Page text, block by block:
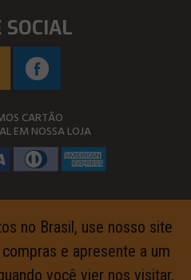
SOCIAL
CARTÃO
EM NOSSA LOJA
no Brasil, use nosso site
e apresente a um
você vier nos visitar.